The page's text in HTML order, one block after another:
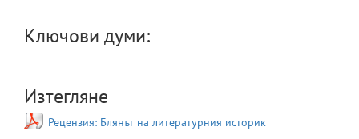
Ключови думи:
Изтегляне
Рецензия: Блянът на литературния историк